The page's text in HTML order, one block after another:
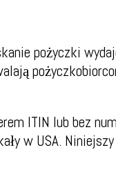
pożyczki
ITIN lub bez
w USA. Niniejszy